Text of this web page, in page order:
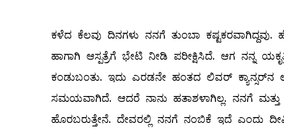
ಕಳೆದ ಕೆಲವು ದಿನಗಳು ನನಗೆ ತುಂಬಾ ಕಷ್ಟಕರವಾಗಿದ್ದವು.
ಹಾಗಾಗಿ ಆಸ್ಪತ್ರೆಗೆ ಭೇಟಿ ನೀಡಿ ಪರೀಕ್ಷಿಸಿದೆ. ಆಗ ನನ್ನ
ಕಂಡುಬಂತು. ಇದು ಎರಡನೇ ಹಂತದ ಲಿವರ್‌ ಕ್ಯಾನ್ಸರ್‌ನ
ಸಮಯವಾಗಿದೆ. ಆದರೆ ನಾನು ಹತಾಶಳಾಗಿಲ್ಲ. ನನಗೆ ಮತ್ತು
ಹೊರಬರುತ್ತೇನೆ. ದೇವರಲ್ಲಿ ನನಗೆ ನಂಬಿಕೆ ಇದೆ ಎಂದು